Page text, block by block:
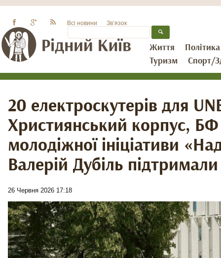
Життя
Політика
Туризм
Спорт/
Всі новини Зв’язок
20 електроскутерів для
Християнський корпус, БФ
молодіжної ініціативи
Валерій Дубіль
26 Червня 2026 17:18